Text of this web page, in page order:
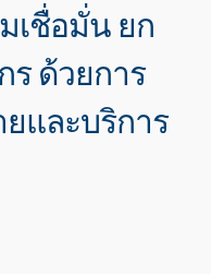
เชื่อมั่น ยก
ด้วยการ
และบริการ